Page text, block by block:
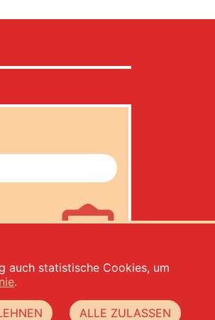
auch statistische Cookies, um
.
ALLE ZULASSEN